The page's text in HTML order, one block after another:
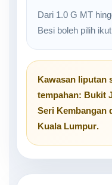
Dari 1.0 G MT
Besi boleh pilih
Kawasan liputan
tempahan: Bukit
Seri Kembangan
Kuala Lumpur.